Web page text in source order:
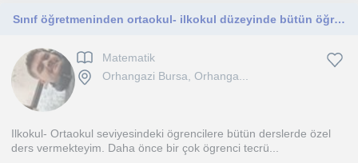
Sınıf öğretmeninden ortaokul- ilkokul düzeyinde bütün öğrencilere ders verilir
Matematik
Orhangazi Bursa, Orhanga...
Ilkokul- Ortaokul seviyesindeki ögrencilere bütün derslerde özel
ders vermekteyim. Daha önce bir çok ögrenci tecrü...